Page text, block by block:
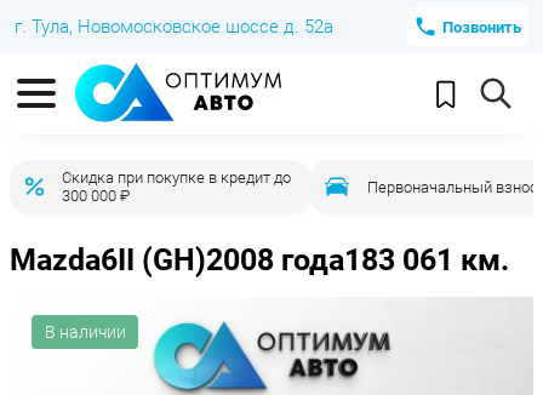
г. Тула, Новомосковское шоссе д. 52а Позвонить
Скидка при покупке в кредит до
300 000 ₽
Первоначальный взнос
Mazda6II (GH)2008 года183 061 км.
В наличии